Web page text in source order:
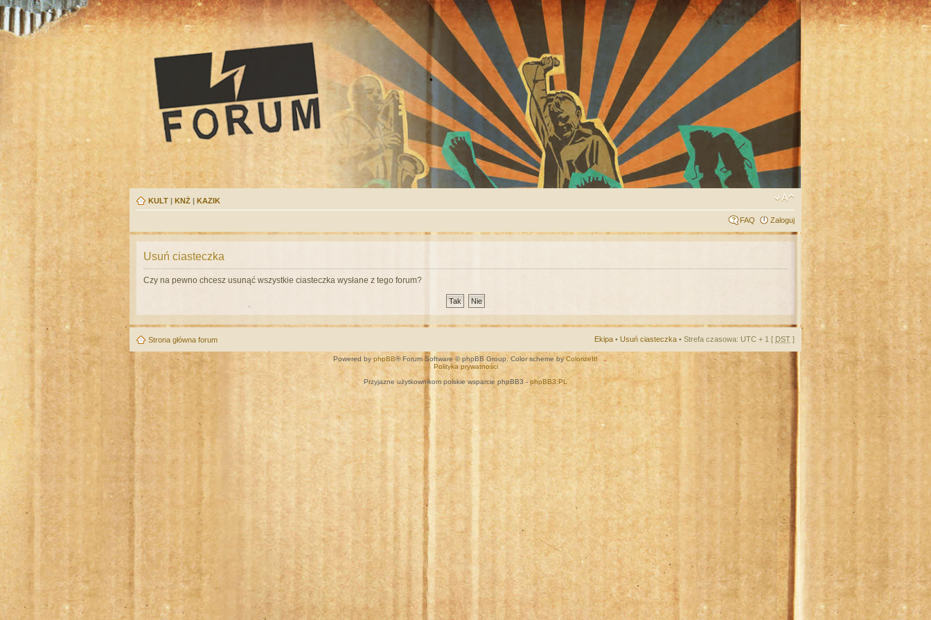
KULT | KNŻ | KAZIK
FAQ Zaloguj
Usuń ciasteczka
Czy na pewno chcesz usunąć wszystkie ciasteczka wysłane z tego forum?
Strona główna forum Ekipa • Usuń ciasteczka • Strefa czasowa: UTC + 1 [ DST ]
Powered by phpBB® Forum Software © phpBB Group. Color scheme byColorizeIt!
Polityka prywatności
Przyjazne użytkownikom polskie wsparcie phpBB3 -phpBB3.PL